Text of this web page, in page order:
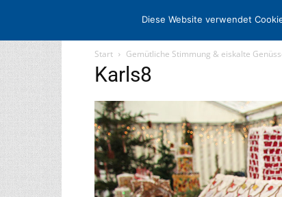
STARTSEITE ARCHIV
Start Gemütliche Stimmung & eiskalte
Karls8
Diese Website verwendet